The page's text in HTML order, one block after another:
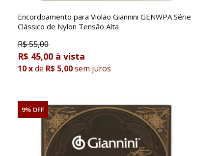
Encordoamento para Violão Giannini GENWPA Série
Clássico de Nylon Tensão Alta
R$55,00
R$ 45,00
10xde R$ 5,00sem juros
9% OFF